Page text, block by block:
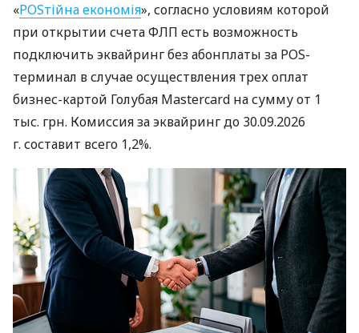
«POSтійна економія», согласно условиям которой
при открытии счета ФЛП есть возможность
подключить эквайринг без абонплаты за POS-
терминал в случае осуществления трех оплат
бизнес-картой Голубая Mastercard на сумму от 1
тыс. грн. Комиссия за эквайринг до 30.09.2026
г. составит всего 1,2%.